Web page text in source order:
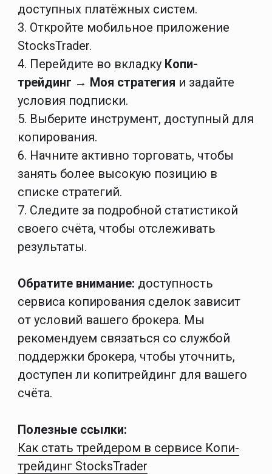
доступных платёжных систем.
3. Откройте мобильное приложение
StocksTrader.
4. Перейдите во вкладку Копи-
трейдинг → Моя стратегия и задайте
условия подписки.
5. Выберите инструмент, доступный для
копирования.
6. Начните активно торговать, чтобы
занять более высокую позицию в
списке стратегий.
7. Следите за подробной статистикой
своего счёта, чтобы отслеживать
результаты.
Обратите внимание: доступность
сервиса копирования сделок зависит
от условий вашего брокера. Мы
рекомендуем связаться со службой
поддержки брокера, чтобы уточнить,
доступен ли копитрейдинг для вашего
счёта.
Полезные ссылки:
Как стать трейдером в сервисе Копи-
трейдинг StocksTrader